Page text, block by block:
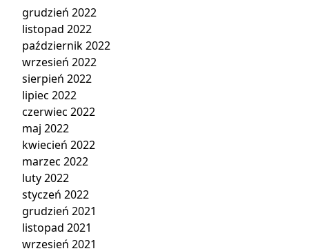
grudzień 2022
listopad 2022
październik 2022
wrzesień 2022
sierpień 2022
lipiec 2022
czerwiec 2022
maj 2022
kwiecień 2022
marzec 2022
luty 2022
styczeń 2022
grudzień 2021
listopad 2021
wrzesień 2021